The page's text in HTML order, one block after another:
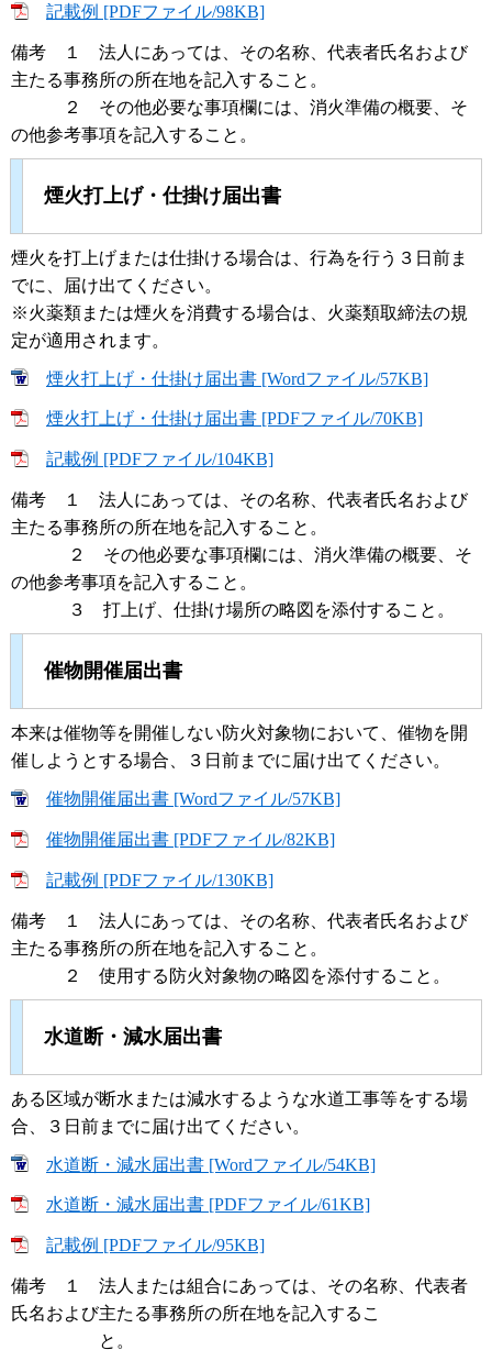
記載例 [PDFファイル/98KB]
備考 １ 法人にあっては、その名称、代表者氏名および
主たる事務所の所在地を記入すること。
２ その他必要な事項欄には、消火準備の概要、そ
の他参考事項を記入すること。
煙火打上げ・仕掛け届出書
煙火を打上げまたは仕掛ける場合は、行為を行う３日前ま
でに、届け出てください。
※火薬類または煙火を消費する場合は、火薬類取締法の規
定が適用されます。
煙火打上げ・仕掛け届出書 [Wordファイル/57KB]
煙火打上げ・仕掛け届出書 [PDFファイル/70KB]
記載例 [PDFファイル/104KB]
備考 １ 法人にあっては、その名称、代表者氏名および
主たる事務所の所在地を記入すること。
２ その他必要な事項欄には、消火準備の概要、そ
の他参考事項を記入すること。
３ 打上げ、仕掛け場所の略図を添付すること。
催物開催届出書
本来は催物等を開催しない防火対象物において、催物を開
催しようとする場合、３日前までに届け出てください。
催物開催届出書 [Wordファイル/57KB]
催物開催届出書 [PDFファイル/82KB]
記載例 [PDFファイル/130KB]
備考 １ 法人にあっては、その名称、代表者氏名および
主たる事務所の所在地を記入すること。
２ 使用する防火対象物の略図を添付すること。
水道断・減水届出書
ある区域が断水または減水するような水道工事等をする場
合、３日前までに届け出てください。
水道断・減水届出書 [Wordファイル/54KB]
水道断・減水届出書 [PDFファイル/61KB]
記載例 [PDFファイル/95KB]
備考 １ 法人または組合にあっては、その名称、代表者
氏名および主たる事務所の所在地を記入するこ
と。